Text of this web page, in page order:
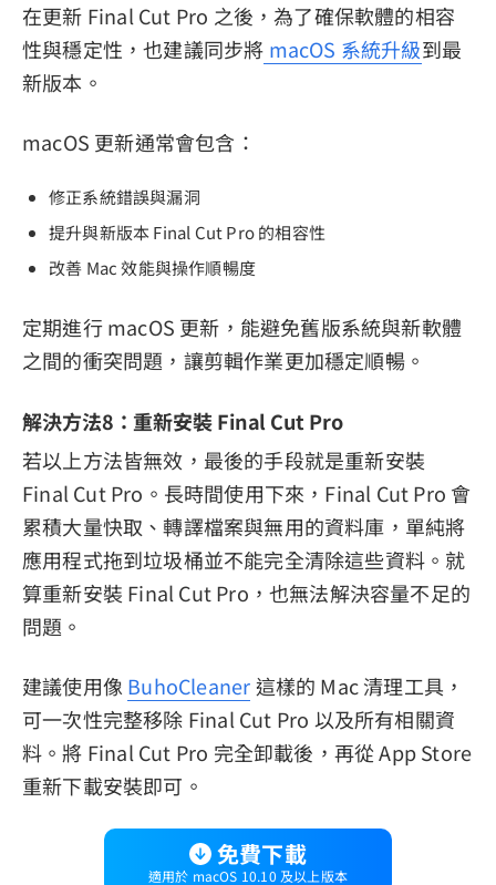
在更新 Final Cut Pro 之後，為了確保軟體的相容
性與穩定性，也建議同步將 macOS 系統升級到最
新版本。
macOS 更新通常會包含：
修正系統錯誤與漏洞
提升與新版本 Final Cut Pro 的相容性
改善 Mac 效能與操作順暢度
定期進行 macOS 更新，能避免舊版系統與新軟體
之間的衝突問題，讓剪輯作業更加穩定順暢。
解決方法8：重新安裝 Final Cut Pro
若以上方法皆無效，最後的手段就是重新安裝
Final Cut Pro。長時間使用下來，Final Cut Pro 會
累積大量快取、轉譯檔案與無用的資料庫，單純將
應用程式拖到垃圾桶並不能完全清除這些資料。就
算重新安裝 Final Cut Pro，也無法解決容量不足的
問題。
建議使用像BuhoCleaner這樣的 Mac 清理工具，
可一次性完整移除 Final Cut Pro 以及所有相關資
料。將 Final Cut Pro 完全卸載後，再從 App Store
重新下載安裝即可。
免費下載
適用於 macOS 10.10 及以上版本